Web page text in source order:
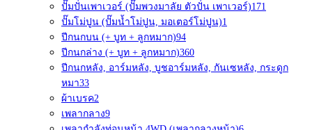
ปั๊มปั่นเพาเวอร์ (ปั๊มพวงมาลัย ตัวปั่น เพาเวอร์)171
ปั๊มโม่ปูน (ปั๊มน้ำโม่ปูน, มอเตอร์โม่ปูน)1
ปีกนกบน (+ บูท + ลูกหมาก)94
ปีกนกล่าง (+ บูท + ลูกหมาก)360
ปีกนกหลัง, อาร์มหลัง, บูชอาร์มหลัง, กันเซหลัง, กระดูก
หมา33
ผ้าเบรค2
เพลากลาง9